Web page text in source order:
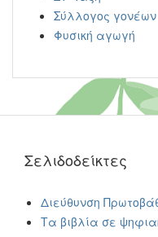
Σύλλογος γονέων
Φυσική αγωγή
Σελιδοδείκτες
Διεύθυνση
Τα βιβλία σε